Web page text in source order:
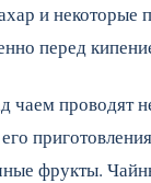
и некоторые
перед
проводят
фрукты.